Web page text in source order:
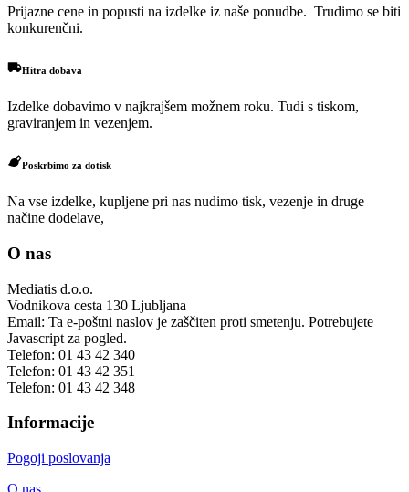
Prijazne cene in popusti na izdelke iz naše ponudbe. Trudimo se biti
konkurenčni.
Hitra dobava
Izdelke dobavimo v najkrajšem možnem roku. Tudi s tiskom,
graviranjem in vezenjem.
Poskrbimo za dotisk
Na vse izdelke, kupljene pri nas nudimo tisk, vezenje in druge
načine dodelave,
O nas
Mediatis d.o.o.
Vodnikova cesta 130 Ljubljana
Email: Ta e-poštni naslov je zaščiten proti smetenju. Potrebujete
Javascript za pogled.
Telefon: 01 43 42 340
Telefon: 01 43 42 351
Telefon: 01 43 42 348
Informacije
Pogoji poslovanja
O nas